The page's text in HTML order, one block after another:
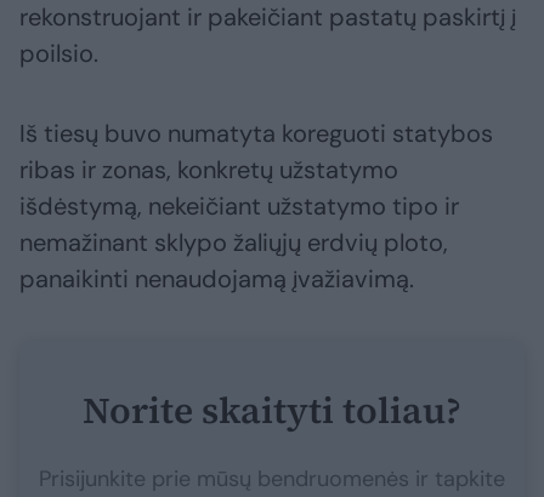
rekonstruojant ir pakeičiant pastatų paskirtį į
poilsio.
Iš tiesų buvo numatyta koreguoti statybos
ribas ir zonas, konkretų užstatymo
išdėstymą, nekeičiant užstatymo tipo ir
nemažinant sklypo žaliųjų erdvių ploto,
panaikinti nenaudojamą įvažiavimą.
Norite skaityti toliau?
Prisijunkite prie mūsų bendruomenės ir tapkite